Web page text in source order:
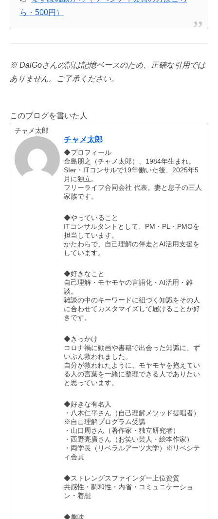
ら・500円）
※ DaiGoさんの話は記憶ベースのため、正確な引用では
ありません。ご了承ください。
このブログを書いた人
チャメ太郎
チャメ太郎
◆プロフィール
金島朋之（チャメ太郎）、1984年生まれ。
SIer・ITコンサルで19年働いた後、2025年5
月に独立。
フリーライフ合同会社 代表。妻と息子の三人
家族です。
◆やっていること
ITコンサルタントとして、PM・PL・PMOを
担当しています。
かたわらで、自己理解の伴走とAI活用支援を
しています。
◆好きなこと
自己理解・モヤモヤの言語化・AI活用・雑
談。
雑談の中のキーワードに紐づく知識をその人
に合わせてカスタマイズして届けることが好
きです。
◆きっかけ
コロナ禍に動画や書籍で出会った知識に、ず
いぶん救われました。
自分が救われたように、モヤモヤを抱えてい
る人の言葉を一緒に整理できる人でありたい
と思っています。
◆好きな有名人
・八木仁平さん（自己理解メソッド提唱者）
※自己理解プログラム受講
・山口周さん（著作家・独立研究者）
・西野亮廣さん（お笑い芸人・絵本作家）
・両学長（リベラルアーツ大学）※リベシテ
ィ会員
◆ストレングスファインダー上位資質
共感性・調和性・内省・コミュニケーショ
ン・着想
◆趣味